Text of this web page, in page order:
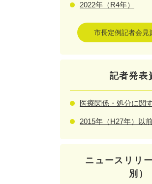
2022年（R4年）
市長定例記者会見
記者発表
医療関係・処分に関
2015年（H27年）以
ニュースリリ
別）